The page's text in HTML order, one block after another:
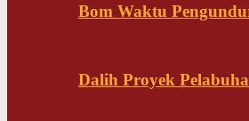
Bom Waktu
Dalih Proyek